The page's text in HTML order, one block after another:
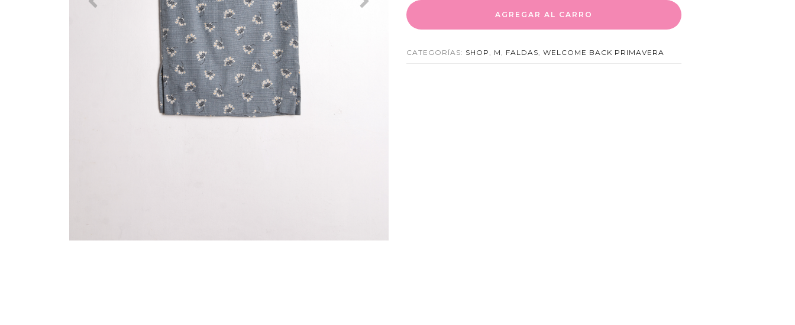
Previous Next
AGREGAR AL CARRO
CATEGORÍAS: SHOP M FALDAS WELCOME BACK PRIMAVERA